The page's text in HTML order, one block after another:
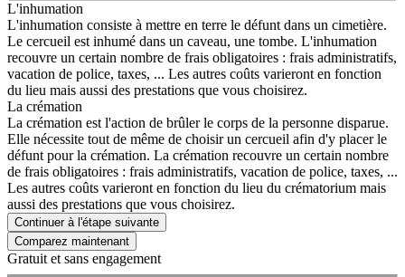
L'inhumation
L'inhumation consiste à mettre en terre le défunt dans un cimetière.
Le cercueil est inhumé dans un caveau, une tombe. L'inhumation
recouvre un certain nombre de frais obligatoires : frais administratifs,
vacation de police, taxes, ... Les autres coûts varieront en fonction
du lieu mais aussi des prestations que vous choisirez.
La crémation
La crémation est l'action de brûler le corps de la personne disparue.
Elle nécessite tout de même de choisir un cercueil afin d'y placer le
défunt pour la crémation. La crémation recouvre un certain nombre
de frais obligatoires : frais administratifs, vacation de police, taxes, ...
Les autres coûts varieront en fonction du lieu du crématorium mais
aussi des prestations que vous choisirez.
Continuer à l'étape suivante
Gratuit et sans engagement